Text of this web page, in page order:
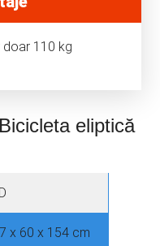
doar 110 kg
eliptică
x 60 x 154 cm